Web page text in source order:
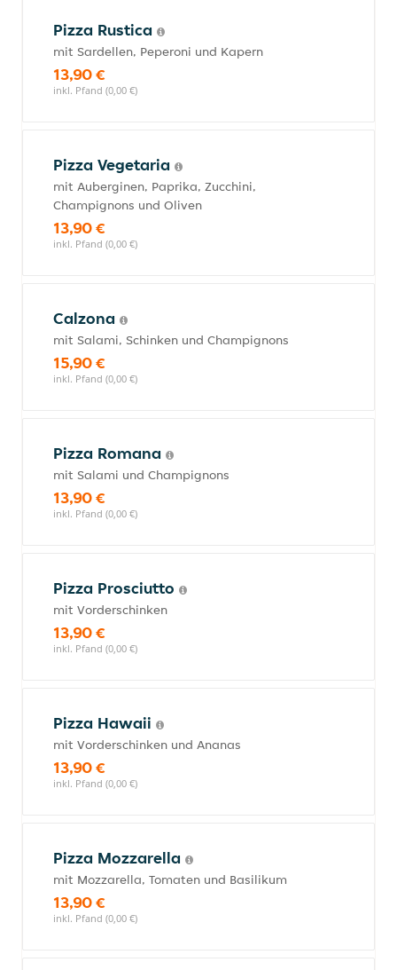
Pizza Rustica
mit Sardellen, Peperoni und Kapern
13,90 €
inkl. Pfand (0,00 €)
Pizza Vegetaria
mit Auberginen, Paprika, Zucchini,
Champignons und Oliven
13,90 €
inkl. Pfand (0,00 €)
Calzona
mit Salami, Schinken und Champignons
15,90 €
inkl. Pfand (0,00 €)
Pizza Romana
mit Salami und Champignons
13,90 €
inkl. Pfand (0,00 €)
Pizza Prosciutto
mit Vorderschinken
13,90 €
inkl. Pfand (0,00 €)
Pizza Hawaii
mit Vorderschinken und Ananas
13,90 €
inkl. Pfand (0,00 €)
Pizza Mozzarella
mit Mozzarella, Tomaten und Basilikum
13,90 €
inkl. Pfand (0,00 €)